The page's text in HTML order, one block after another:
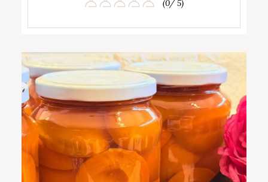
(0/ 5)